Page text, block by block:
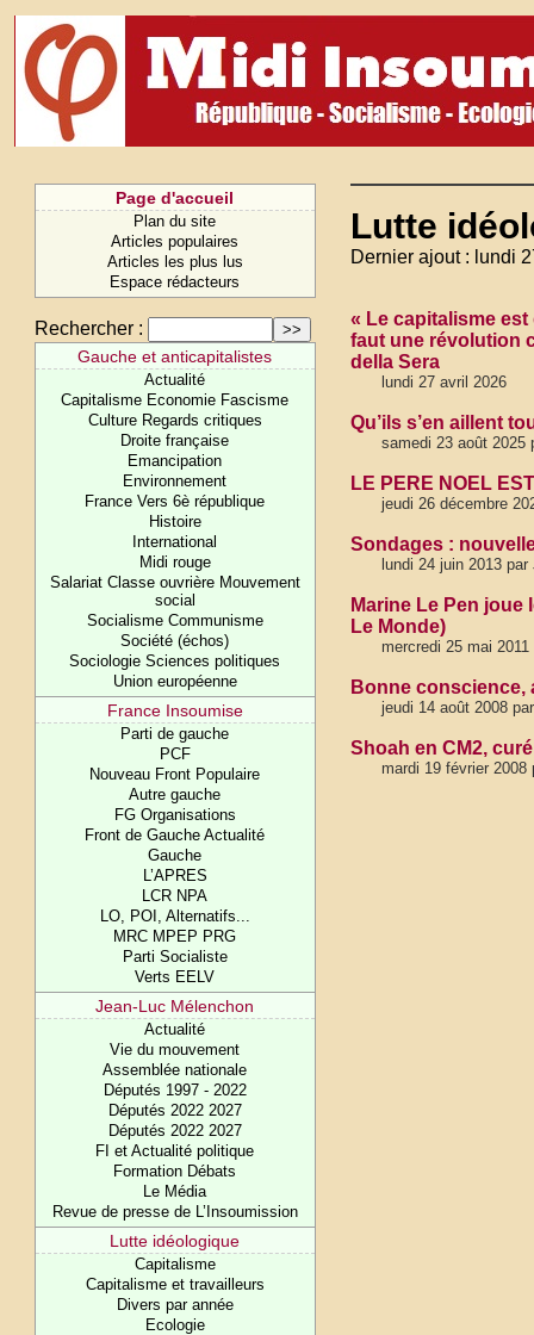
Page d'accueil
Plan du site
Articles populaires
Articles les plus lus
Espace rédacteurs
Rechercher :
Gauche et anticapitalistes
Actualité
Capitalisme Economie Fascisme
Culture Regards critiques
Droite française
Emancipation
Environnement
France Vers 6è république
Histoire
International
Midi rouge
Salariat Classe ouvrière Mouvement
social
Socialisme Communisme
Société (échos)
Sociologie Sciences politiques
Union européenne
France Insoumise
Parti de gauche
PCF
Nouveau Front Populaire
Autre gauche
FG Organisations
Front de Gauche Actualité
Gauche
L’APRES
LCR NPA
LO, POI, Alternatifs...
MRC MPEP PRG
Parti Socialiste
Verts EELV
Jean-Luc Mélenchon
Actualité
Vie du mouvement
Assemblée nationale
Députés 1997 - 2022
Députés 2022 2027
Députés 2022 2027
FI et Actualité politique
Formation Débats
Le Média
Revue de presse de L’Insoumission
Lutte idéologique
Capitalisme
Capitalisme et travailleurs
Divers par année
Ecologie
Lutte
Dernier ajout : lundi
« Le capitalisme
faut une révolution
della Sera
lundi 27 avril 2026
Qu’ils s’en aillent
samedi 23 août 2025
LE PERE NOEL
jeudi 26 décembre
Sondages :
lundi 24 juin 2013
Marine Le Pen
Le Monde)
mercredi 25 mai 2011
Bonne conscience,
jeudi 14 août 2008
Shoah en CM2,
mardi 19 février